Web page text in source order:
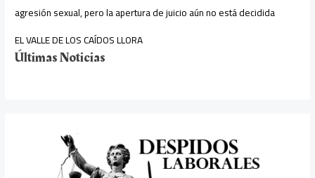
agresión sexual, pero la apertura de juicio aún no está decidida
EL VALLE DE LOS CAÍDOS LLORA
Últimas Noticias